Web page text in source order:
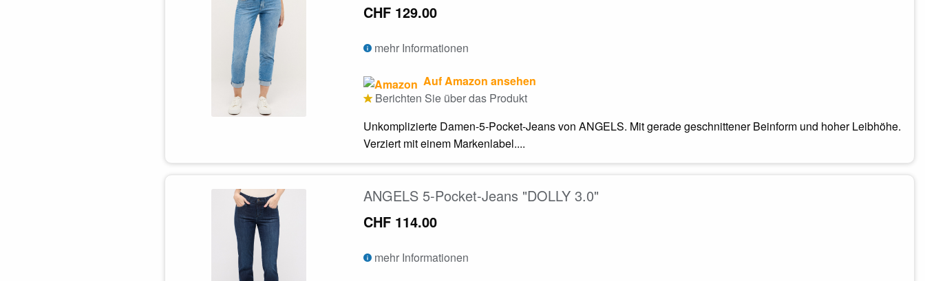
CHF 129.00
mehr Informationen
Auf Amazon ansehen
Berichten Sie über das Produkt
Unkomplizierte Damen-5-Pocket-Jeans von ANGELS. Mit gerade geschnittener Beinform und hoher Leibhöhe.
Verziert mit einem Markenlabel....
ANGELS 5-Pocket-Jeans "DOLLY 3.0"
CHF 114.00
mehr Informationen